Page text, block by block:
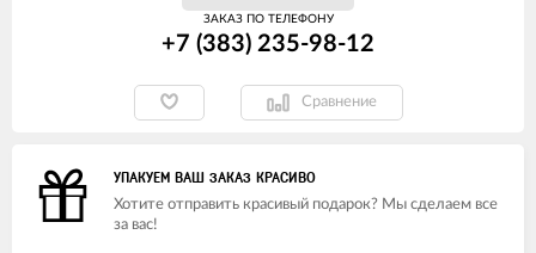
ЗАКАЗ ПО ТЕЛЕФОНУ
+7 (383) 235-98-12
Сравнение
УПАКУЕМ ВАШ ЗАКАЗ КРАСИВО
Хотите отправить красивый подарок? Мы сделаем все
за вас!